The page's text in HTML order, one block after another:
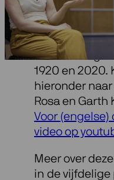
Garth’s
is speciaal
Ragazze
veerkrachtige
1920 en 2020.
hieronder
Rosa en Garth
Voor
video op
Meer over
in de vijfdelige